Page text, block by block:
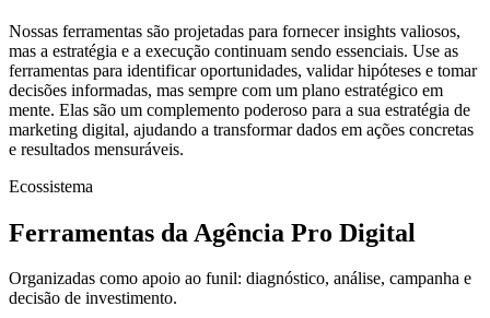
Nossas ferramentas são projetadas para fornecer insights valiosos,
mas a estratégia e a execução continuam sendo essenciais. Use as
ferramentas para identificar oportunidades, validar hipóteses e tomar
decisões informadas, mas sempre com um plano estratégico em
mente. Elas são um complemento poderoso para a sua estratégia de
marketing digital, ajudando a transformar dados em ações concretas
e resultados mensuráveis.
Ecossistema
Ferramentas da Agência Pro Digital
Organizadas como apoio ao funil: diagnóstico, análise, campanha e
decisão de investimento.